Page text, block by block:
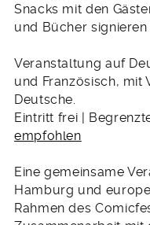
Snacks mit den
und Bücher signieren
Veranstaltung auf
und Französisch, mit
Deutsche.
Eintritt frei |
empfohlen
Eine gemeinsame
Hamburg und
Rahmen des